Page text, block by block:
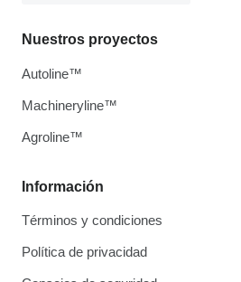
Información
Términos y condiciones
Política de privacidad
Nuestros proyectos
Autoline™
Machineryline™
Agroline™